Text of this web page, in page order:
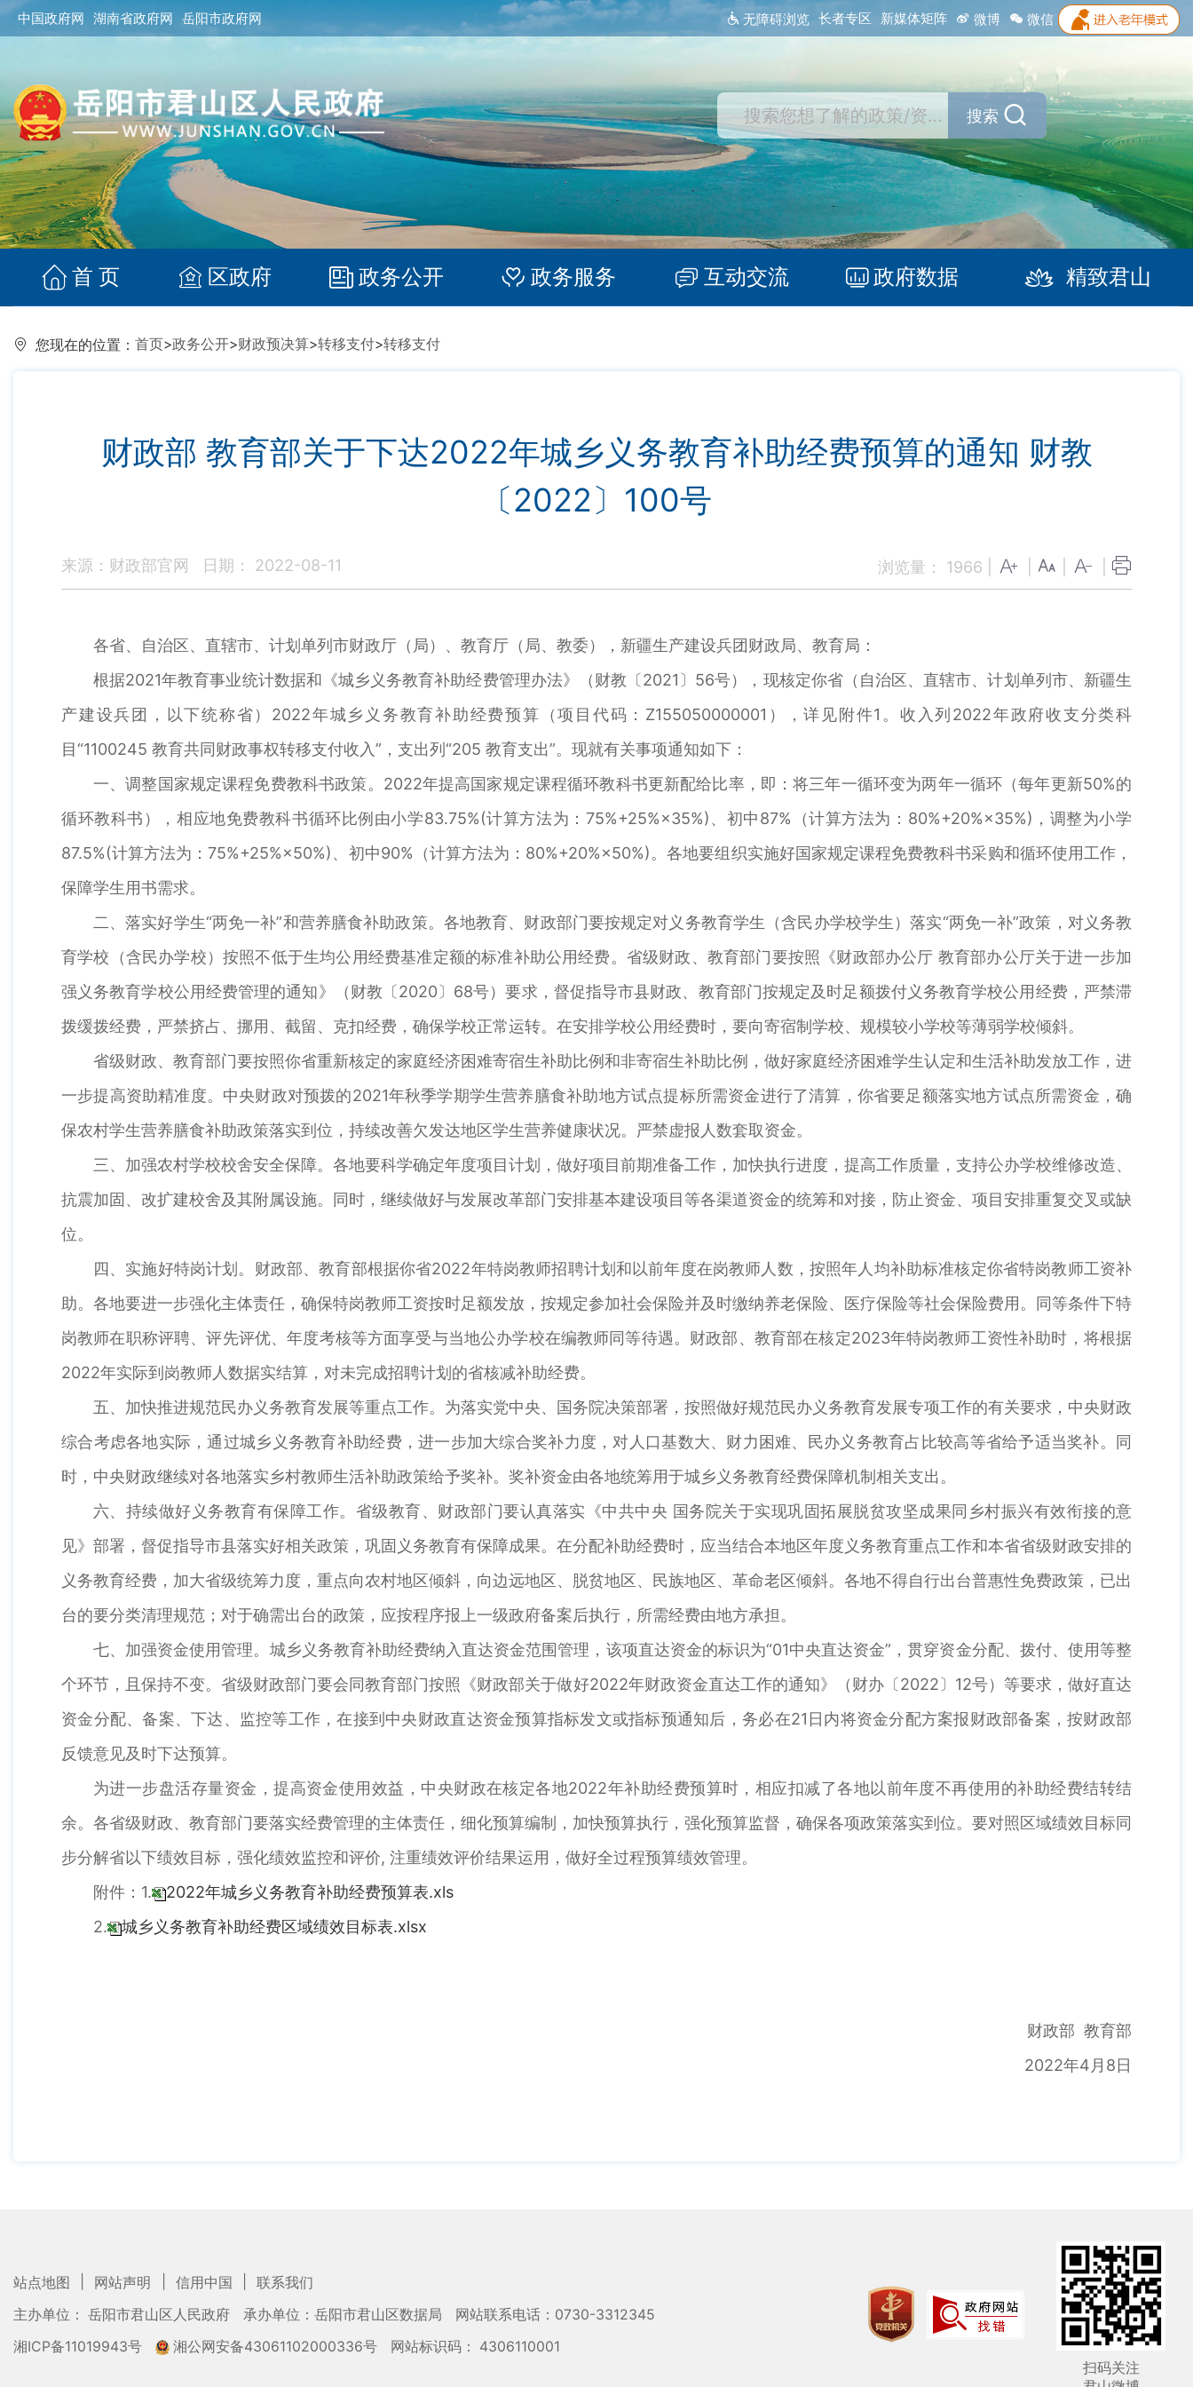
中国政府网 湖南省政府网 岳阳市政府网 无障碍浏览 长者专区 新媒体矩阵 微博 微信
搜索
首 页 区政府 政务公开 政务服务 互动交流 政府数据 精致君山
您现在的位置： 首页>政务公开>财政预决算>转移支付>转移支付
财政部 教育部关于下达2022年城乡义务教育补助经费预算的通知 财教
〔2022〕100号
来源：财政部官网 日期： 2022-08-11 浏览量： 1966
各省、自治区、直辖市、计划单列市财政厅（局）、教育厅（局、教委），新疆生产建设兵团财政局、教育局：
根据2021年教育事业统计数据和《城乡义务教育补助经费管理办法》（财教〔2021〕56号），现核定你省（自治区、直辖市、计划单列市、新疆生
产建设兵团，以下统称省）2022年城乡义务教育补助经费预算（项目代码：Z155050000001），详见附件1。收入列2022年政府收支分类科
目“1100245 教育共同财政事权转移支付收入”，支出列“205 教育支出”。现就有关事项通知如下：
一、调整国家规定课程免费教科书政策。2022年提高国家规定课程循环教科书更新配给比率，即：将三年一循环变为两年一循环（每年更新50%的
循环教科书），相应地免费教科书循环比例由小学83.75%(计算方法为：75%+25%×35%)、初中87%（计算方法为：80%+20%×35%)，调整为小学
87.5%(计算方法为：75%+25%×50%)、初中90%（计算方法为：80%+20%×50%)。各地要组织实施好国家规定课程免费教科书采购和循环使用工作，
保障学生用书需求。
二、落实好学生“两免一补”和营养膳食补助政策。各地教育、财政部门要按规定对义务教育学生（含民办学校学生）落实“两免一补”政策，对义务教
育学校（含民办学校）按照不低于生均公用经费基准定额的标准补助公用经费。省级财政、教育部门要按照《财政部办公厅 教育部办公厅关于进一步加
强义务教育学校公用经费管理的通知》（财教〔2020〕68号）要求，督促指导市县财政、教育部门按规定及时足额拨付义务教育学校公用经费，严禁滞
拨缓拨经费，严禁挤占、挪用、截留、克扣经费，确保学校正常运转。在安排学校公用经费时，要向寄宿制学校、规模较小学校等薄弱学校倾斜。
省级财政、教育部门要按照你省重新核定的家庭经济困难寄宿生补助比例和非寄宿生补助比例，做好家庭经济困难学生认定和生活补助发放工作，进
一步提高资助精准度。中央财政对预拨的2021年秋季学期学生营养膳食补助地方试点提标所需资金进行了清算，你省要足额落实地方试点所需资金，确
保农村学生营养膳食补助政策落实到位，持续改善欠发达地区学生营养健康状况。严禁虚报人数套取资金。
三、加强农村学校校舍安全保障。各地要科学确定年度项目计划，做好项目前期准备工作，加快执行进度，提高工作质量，支持公办学校维修改造、
抗震加固、改扩建校舍及其附属设施。同时，继续做好与发展改革部门安排基本建设项目等各渠道资金的统筹和对接，防止资金、项目安排重复交叉或缺
位。
四、实施好特岗计划。财政部、教育部根据你省2022年特岗教师招聘计划和以前年度在岗教师人数，按照年人均补助标准核定你省特岗教师工资补
助。各地要进一步强化主体责任，确保特岗教师工资按时足额发放，按规定参加社会保险并及时缴纳养老保险、医疗保险等社会保险费用。同等条件下特
岗教师在职称评聘、评先评优、年度考核等方面享受与当地公办学校在编教师同等待遇。财政部、教育部在核定2023年特岗教师工资性补助时，将根据
2022年实际到岗教师人数据实结算，对未完成招聘计划的省核减补助经费。
五、加快推进规范民办义务教育发展等重点工作。为落实党中央、国务院决策部署，按照做好规范民办义务教育发展专项工作的有关要求，中央财政
综合考虑各地实际，通过城乡义务教育补助经费，进一步加大综合奖补力度，对人口基数大、财力困难、民办义务教育占比较高等省给予适当奖补。同
时，中央财政继续对各地落实乡村教师生活补助政策给予奖补。奖补资金由各地统筹用于城乡义务教育经费保障机制相关支出。
六、持续做好义务教育有保障工作。省级教育、财政部门要认真落实《中共中央 国务院关于实现巩固拓展脱贫攻坚成果同乡村振兴有效衔接的意
见》部署，督促指导市县落实好相关政策，巩固义务教育有保障成果。在分配补助经费时，应当结合本地区年度义务教育重点工作和本省省级财政安排的
义务教育经费，加大省级统筹力度，重点向农村地区倾斜，向边远地区、脱贫地区、民族地区、革命老区倾斜。各地不得自行出台普惠性免费政策，已出
台的要分类清理规范；对于确需出台的政策，应按程序报上一级政府备案后执行，所需经费由地方承担。
七、加强资金使用管理。城乡义务教育补助经费纳入直达资金范围管理，该项直达资金的标识为“01中央直达资金”，贯穿资金分配、拨付、使用等整
个环节，且保持不变。省级财政部门要会同教育部门按照《财政部关于做好2022年财政资金直达工作的通知》（财办〔2022〕12号）等要求，做好直达
资金分配、备案、下达、监控等工作，在接到中央财政直达资金预算指标发文或指标预通知后，务必在21日内将资金分配方案报财政部备案，按财政部
反馈意见及时下达预算。
为进一步盘活存量资金，提高资金使用效益，中央财政在核定各地2022年补助经费预算时，相应扣减了各地以前年度不再使用的补助经费结转结
余。各省级财政、教育部门要落实经费管理的主体责任，细化预算编制，加快预算执行，强化预算监督，确保各项政策落实到位。要对照区域绩效目标同
步分解省以下绩效目标，强化绩效监控和评价, 注重绩效评价结果运用，做好全过程预算绩效管理。
附件：1.
2022年城乡义务教育补助经费预算表.xls
2.
城乡义务教育补助经费区域绩效目标表.xlsx
财政部 教育部
2022年4月8日
站点地图 网站声明 信用中国
联系我们
主办单位： 岳阳市君山区人民政府
承办单位：岳阳市君山区数据局
网站联系电话：0730-3312345
湘ICP备11019943号
湘公网安备43061102000336号
网站标识码： 4306110001
扫码关注